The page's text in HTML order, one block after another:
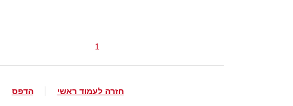
1
חזרה לעמוד ראשי הדפס